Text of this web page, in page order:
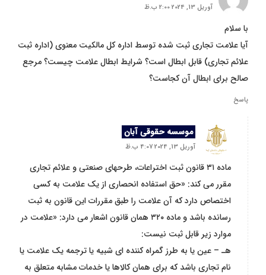
آوریل 13, 2024 2:00 ب.ظ
با سلام
آیا علامت تجاری ثبت شده توسط اداره کل مالکیت معنوی (اداره ثبت
علائم تجاری) قابل ابطال است؟ شرایط ابطال علامت چیست؟ مرجع
صالح برای ابطال آن کجاست؟
پاسخ
موسسه حقوقی آبان
آوریل 13, 2024 4:07 ب.ظ
ماده ۳۱ قانون ثبت اختراعات، طرحهای صنعتی و علائم تجاری
مقرر می کند: «حق استفاده انحصاری از یک علامت به کسی
اختصاص دارد که آن علامت را طبق مقررات این قانون به ثبت
رسانده باشد و ماده ۳۲۰ همان قانون اشعار می دارد: «علامت در
موارد زیر قابل ثبت نیست:
هـ – عین یا به طرز گمراه کننده ای شبیه یا ترجمه یک علامت یا
نام تجاری باشد که برای همان کالاها یا خدمات مشابه متعلق به